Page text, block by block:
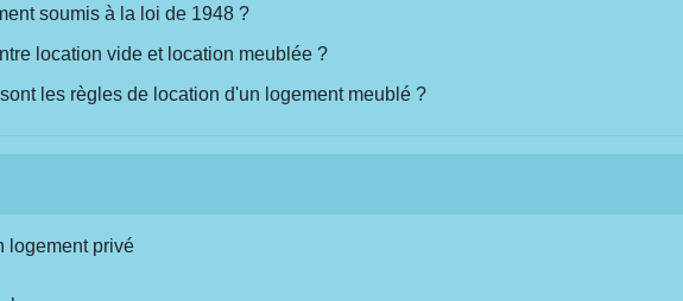
soumis à la loi de 1948 ?
location vide et location meublée ?
les règles de location d'un logement meublé ?
logement privé